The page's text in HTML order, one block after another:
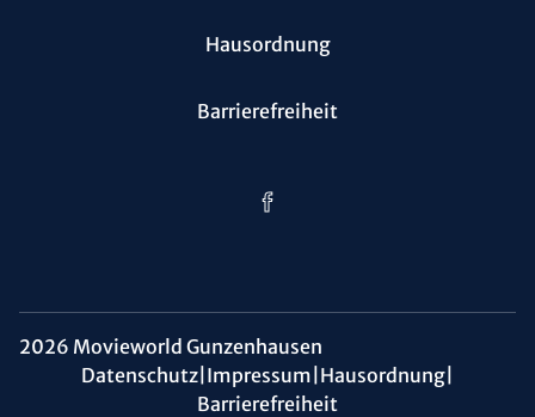
Hausordnung
Barrierefreiheit
2026 Movieworld Gunzenhausen
Datenschutz Impressum Hausordnung
Barrierefreiheit